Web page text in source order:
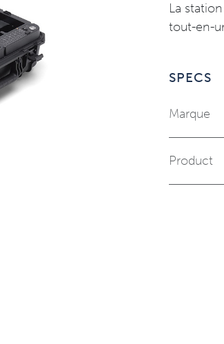
La
tout-en-
SPECS
Marque
Product